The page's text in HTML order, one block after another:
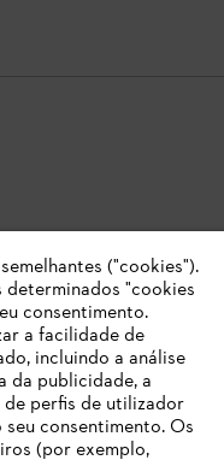
("cookies").
"cookies
consentimento.
a facilidade de
incluindo a análise
da publicidade, a
perfis de utilizador
consentimento. Os
(por exemplo,